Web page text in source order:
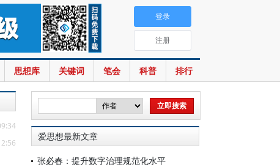
思想库 关键词 笔会 科普 排行
登录
注册
爱思想最新文章
张必春：提升数字治理规范化水平